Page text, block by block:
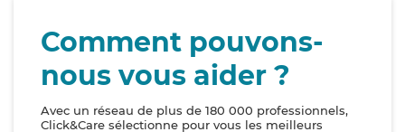
Comment pouvons-
nous vous aider ?
Avec un réseau de plus de 180 000 professionnels,
Click&Care sélectionne pour vous les meilleurs